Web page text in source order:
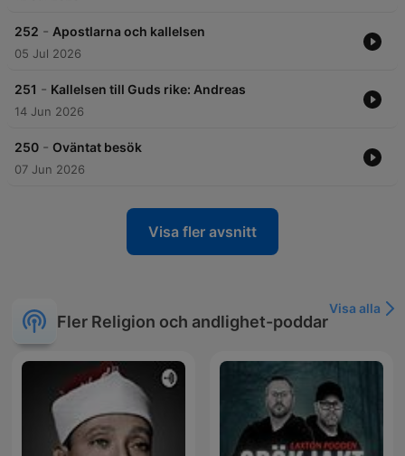
252 - Apostlarna och kallelsen
05 Jul 2026
251 - Kallelsen till Guds rike: Andreas
14 Jun 2026
250 - Oväntat besök
07 Jun 2026
Visa fler avsnitt
Fler Religion och andlighet-poddar
Visa alla